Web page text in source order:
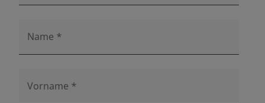
Name *
Vorname *